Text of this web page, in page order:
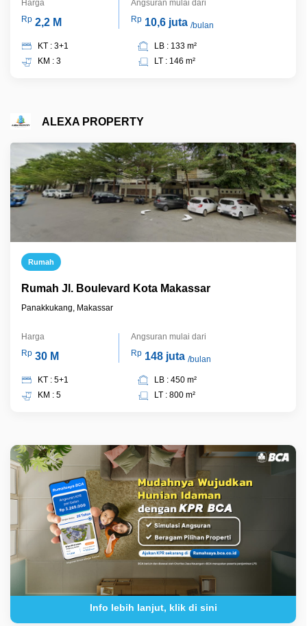
Harga
Rp 2,2 M
Angsuran mulai dari
Rp 10,6 juta /bulan
KT : 3+1
KM : 3
LB : 133 m²
LT : 146 m²
ALEXA PROPERTY
Rumah
Rumah Jl. Boulevard Kota Makassar
Panakkukang, Makassar
Harga
Rp 30 M
Angsuran mulai dari
Rp 148 juta /bulan
KT : 5+1
KM : 5
LB : 450 m²
LT : 800 m²
Info lebih lanjut, klik di sini